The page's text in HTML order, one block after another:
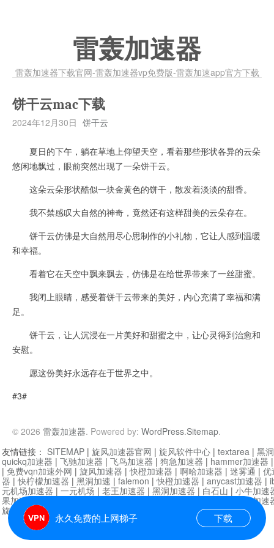
雷轰加速器
雷轰加速器下载官网-雷轰加速器vp免费版-雷轰加速app官方下载
饼干云mac下载
2024年12月30日 饼干云
夏日的下午，躺在草地上仰望天空，看着那些形状各异的云朵
悠闲地飘过，眼前突然出现了一朵饼干云。
这朵云朵形状酷似一块金黄色的饼干，散发着淡淡的甜香。
我不禁感叹大自然的神奇，竟然还有这样甜美的云朵存在。
饼干云仿佛是大自然用尽心思制作的小礼物，它让人感到温暖
和幸福。
看着它在天空中飘来飘去，仿佛是在给世界带来了一丝甜蜜。
我闭上眼睛，感受着饼干云带来的美好，内心充满了幸福和满
足。
饼干云，让人沉浸在一片美好和甜蜜之中，让心灵得到治愈和
安慰。
愿这份美好永远存在于世界之中。
#3#
© 2026 雷轰加速器. Powered by: WordPress.Sitemap.
永久免费的上网梯子 下载
友情链接： SITEMAP | 旋风加速器官网 | 旋风软件中心 | textarea | 黑
quickq加速器 | 飞驰加速器 | 飞鸟加速器 | 狗急加速器 | hammer加速器
| 免费vqn加速外网 | 旋风加速器 |快橙加速器 | 啊哈加速器 | 迷雾通 | 优
器 |快柠檬加速器 | 黑洞加速 | falemon |快橙加速器 | anycast加速器 |
元机场加速器 | 一元机场 | 老王加速器 | 黑洞加速器 | 白石山 | 小牛加速
果加速器
芒果加速
旋风加速器度器